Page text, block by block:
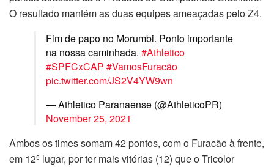
O resultado mantém as duas equipes ameaçadas pelo Z4.
Fim de papo no Morumbi. Ponto importante
na nossa caminhada. #Athletico
#SPFCxCAP #VamosFuracão
pic.twitter.com/JS2V4YW9wn
— Athletico Paranaense (@AthleticoPR)
November 25, 2021
Ambos os times somam 42 pontos, com o Furacão à frente,
em 12º lugar, por ter mais vitórias (12) que o Tricolor